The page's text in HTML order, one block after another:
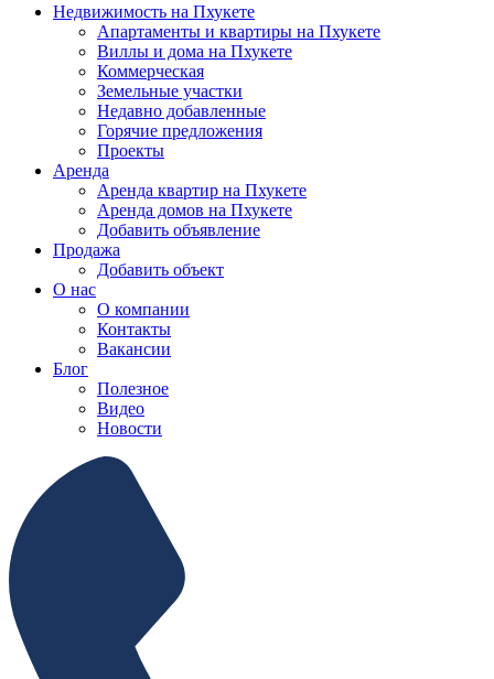
Недвижимость на Пхукете
Апартаменты и квартиры на Пхукете
Виллы и дома на Пхукете
Коммерческая
Земельные участки
Недавно добавленные
Горячие предложения
Проекты
Аренда
Аренда квартир на Пхукете
Аренда домов на Пхукете
Добавить объявление
Продажа
Добавить объект
О нас
О компании
Контакты
Вакансии
Блог
Полезное
Видео
Новости